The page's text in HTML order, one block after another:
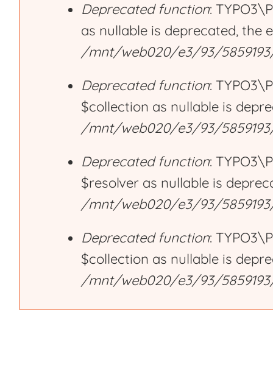
Deprecated function:
as nullable is deprecated, the
/mnt/web020/e3/93/
Deprecated function:
$collection as nullable is
/mnt/web020/e3/93/
Deprecated function:
$resolver as nullable is
/mnt/web020/e3/93/
Deprecated function:
$collection as nullable is
/mnt/web020/e3/93/